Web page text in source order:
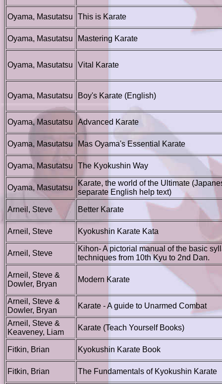
Oyama, Masutatsu This is Karate
Oyama, Masutatsu Mastering Karate
Oyama, Masutatsu Vital Karate
Oyama, Masutatsu Boy's Karate (English)
Oyama, Masutatsu Advanced Karate
Oyama, Masutatsu Mas Oyama's Essential Karate
Oyama, Masutatsu The Kyokushin Way
Oyama, Masutatsu
Karate, the world of the Ultimate
separate English help text)
Arneil, Steve Better Karate
Arneil, Steve Kyokushin Karate Kata
Arneil, Steve
Kihon- A pictorial manual of the basic
techniques from 10th Kyu to 2nd Dan.
Arneil, Steve &
Dowler, Bryan
Modern Karate
Arneil, Steve &
Dowler, Bryan
Karate - A guide to Unarmed Combat
Arneil, Steve &
Keaveney, Liam
Karate (Teach Yourself Books)
Fitkin, Brian Kyokushin Karate Book
Fitkin, Brian The Fundamentals of Kyokushin Karate